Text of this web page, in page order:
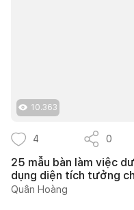
10.363
4 0
25 mẫu bàn làm việc
dụng diện tích tưởng
Quân Hoàng